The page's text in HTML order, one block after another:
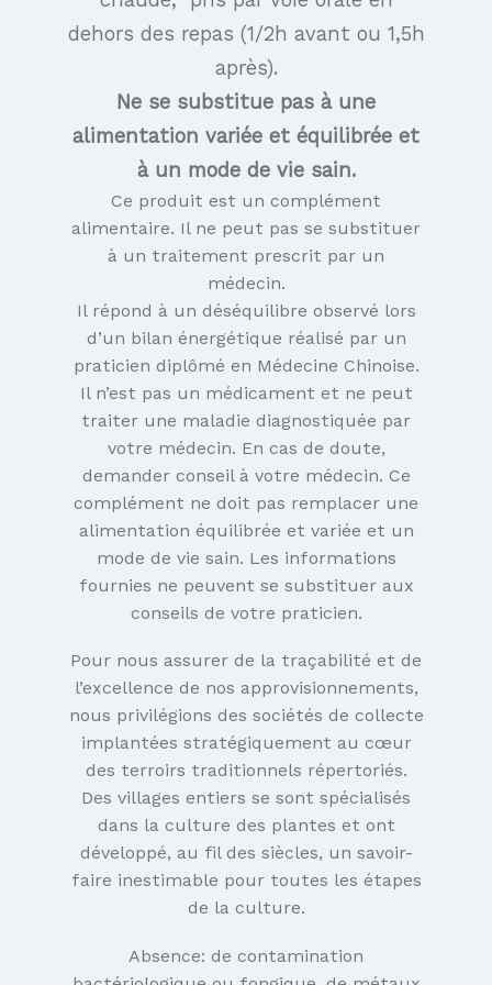
dehors des repas (1/2h avant ou 1,5h
après).
Ne se substitue pas à une
alimentation variée et équilibrée et
à un mode de vie sain.
Ce produit est un complément
alimentaire. Il ne peut pas se substituer
à un traitement prescrit par un
médecin.
Il répond à un déséquilibre observé lors
d’un bilan énergétique réalisé par un
praticien diplômé en Médecine Chinoise.
Il n’est pas un médicament et ne peut
traiter une maladie diagnostiquée par
votre médecin. En cas de doute,
demander conseil à votre médecin. Ce
complément ne doit pas remplacer une
alimentation équilibrée et variée et un
mode de vie sain. Les informations
fournies ne peuvent se substituer aux
conseils de votre praticien.
Pour nous assurer de la traçabilité et de
l’excellence de nos approvisionnements,
nous privilégions des sociétés de collecte
implantées stratégiquement au cœur
des terroirs traditionnels répertoriés.
Des villages entiers se sont spécialisés
dans la culture des plantes et ont
développé, au fil des siècles, un savoir-
faire inestimable pour toutes les étapes
de la culture.
Absence: de contamination